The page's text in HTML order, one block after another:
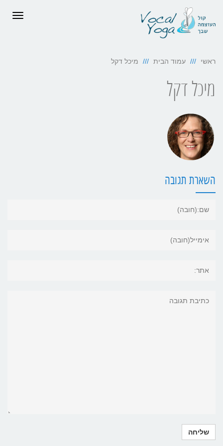
ראשי עמוד הבית מיכל דקל
מיכל דקל
השארת תגובה